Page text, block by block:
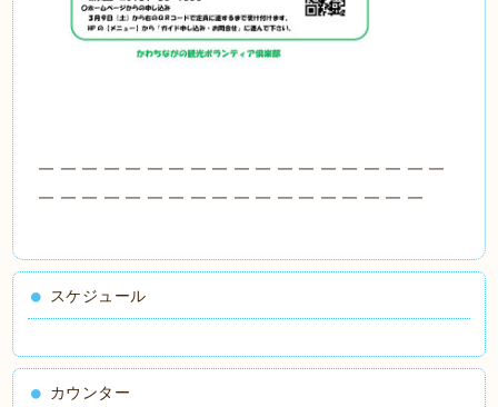
スケジュール
カウンター